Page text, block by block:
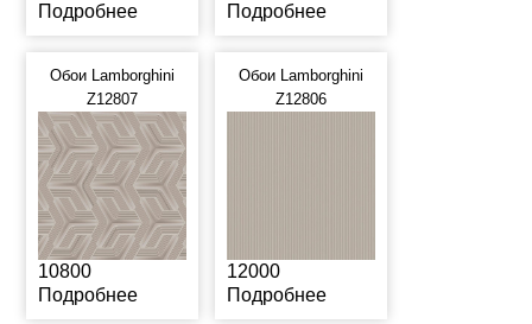
Подробнее
Подробнее
Обои Lamborghini
Z12807
10800
Подробнее
Обои Lamborghini
Z12806
12000
Подробнее